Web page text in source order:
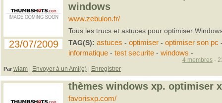
23/07/2009
windows
www.zebulon.fr/
Tous les trucs et astuces pour optimiser
TAG(S): astuces - optimiser- optimiser son pc
informatique- test securite- windows -
Par wiam | Envoyer à un Ami(e) | Enregistrer
4 membres-
thèmes windows xp. optimiser
favorisxp.com/